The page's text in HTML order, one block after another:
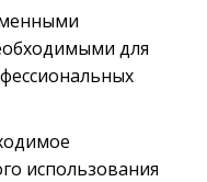
для
использования